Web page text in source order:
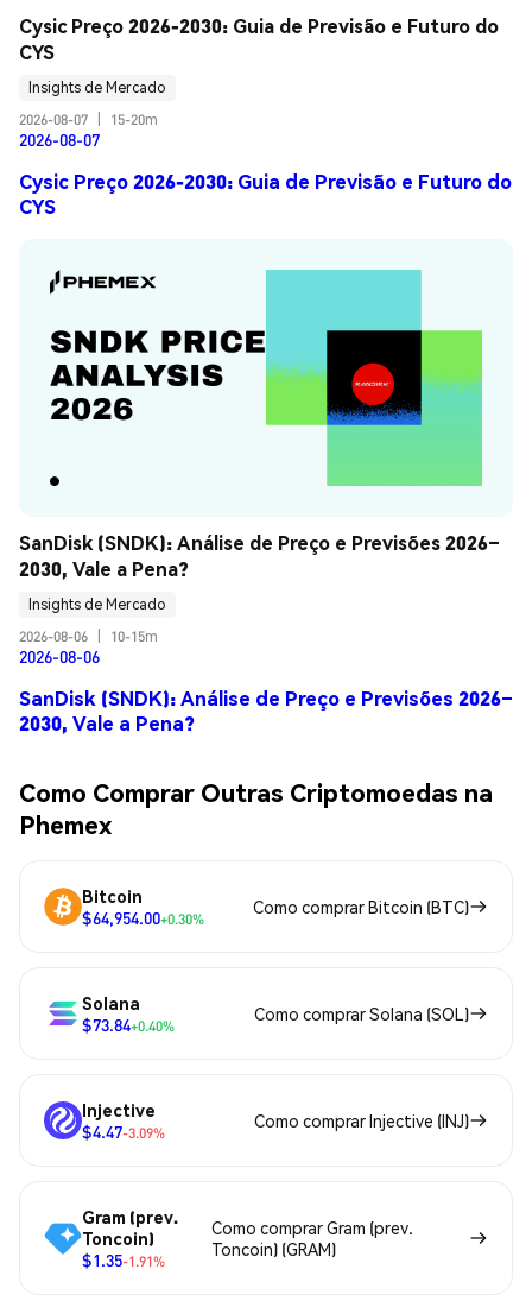
Cysic Preço 2026-2030: Guia de Previsão e Futuro do
CYS
Insights de Mercado
2026-08-07
15-20m
2026-08-07
Cysic Preço 2026-2030: Guia de Previsão e Futuro do
CYS
SanDisk (SNDK): Análise de Preço e Previsões 2026–
2030, Vale a Pena?
Insights de Mercado
2026-08-06
10-15m
2026-08-06
SanDisk (SNDK): Análise de Preço e Previsões 2026–
2030, Vale a Pena?
Como Comprar Outras Criptomoedas na
Phemex
Bitcoin
$64,954.00+0.30%
Como comprar Bitcoin (BTC)
Solana
$73.84+0.40%
Como comprar Solana (SOL)
Injective
$4.47-3.09%
Como comprar Injective (INJ)
Gram (prev.
Toncoin)
$1.35-1.91%
Como comprar Gram (prev.
Toncoin) (GRAM)